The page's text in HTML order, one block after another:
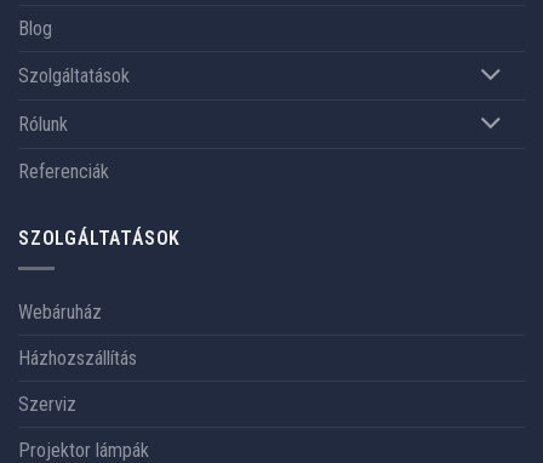
Blog
Szolgáltatások
Rólunk
Referenciák
SZOLGÁLTATÁSOK
Webáruház
Házhozszállítás
Szerviz
Projektor lámpák